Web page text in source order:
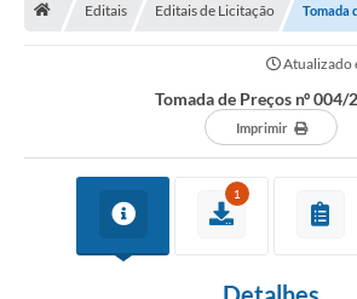
Editais Editais de Licitação Tomada
Atualizado
Tomada de Preços nº 004/
Imprimir
1